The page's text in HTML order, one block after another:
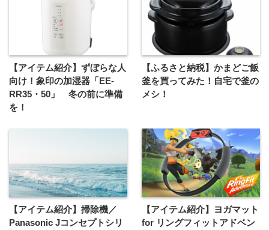
【アイテム紹介】ずぼらな人
向け！象印の加湿器「EE-
RR35・50」 冬の前に準備
を！
【ふるさと納税】かまどご飯
釜を買ってみた！自宅で釜の
メシ！
【アイテム紹介】掃除機／
Panasonic Jコンセプトシリ
【アイテム紹介】ヨガマット
for リングフィットアドベン